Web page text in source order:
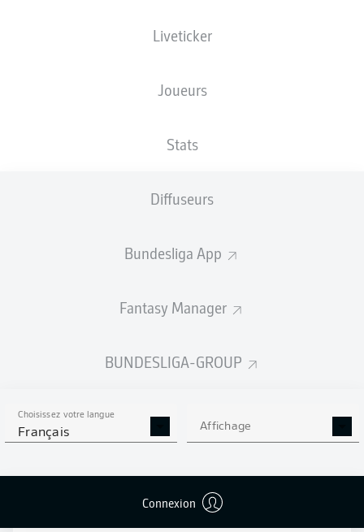
Liveticker
Joueurs
Stats
Diffuseurs
Bundesliga App
Fantasy Manager
BUNDESLIGA-GROUP
Choisissez votre langue
Français Affichage
Connexion
STATS DE LA SAISON
2019/2020
0 0